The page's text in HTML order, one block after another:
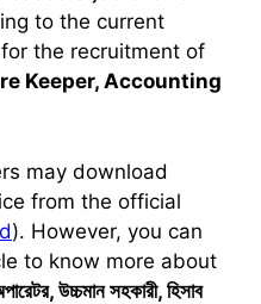
to the current
the recruitment of
Keeper, Accounting
may download
from the official
). However, you can
to know more about
, উচ্চমান সহকারী, হিসাব